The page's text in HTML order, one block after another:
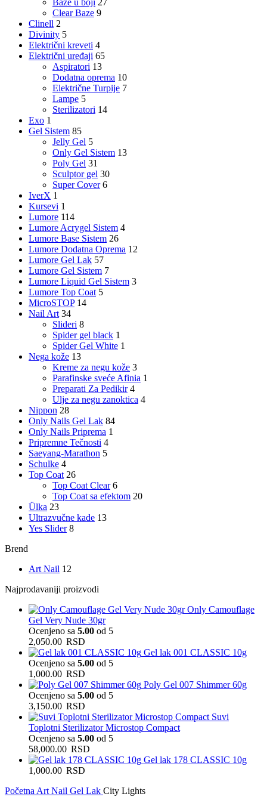
Baze u boji 27
Clear Baze 9
Clinell 2
Divinity 5
Električni kreveti 4
Električni uređaji 65
Aspiratori 13
Dodatna oprema 10
Električne Turpije 7
Lampe 5
Sterilizatori 14
Exo 1
Gel Sistem 85
Jelly Gel 5
Only Gel Sistem 13
Poly Gel 31
Sculptor gel 30
Super Cover 6
IverX 1
Kursevi 1
Lumore 114
Lumore Acrygel Sistem 4
Lumore Base Sistem 26
Lumore Dodatna Oprema 12
Lumore Gel Lak 57
Lumore Gel Sistem 7
Lumore Liquid Gel Sistem 3
Lumore Top Coat 5
MicroSTOP 14
Nail Art 34
Slideri 8
Spider gel black 1
Spider Gel White 1
Nega kože 13
Kreme za negu kože 3
Parafinske sveće Afinia 1
Preparati Za Pedikir 4
Ulje za negu zanoktica 4
Nippon 28
Only Nails Gel Lak 84
Only Nails Priprema 1
Pripremne Tečnosti 4
Saeyang-Marathon 5
Schulke 4
Top Coat 26
Top Coat Clear 6
Top Coat sa efektom 20
Ülka 23
Ultrazvučne kade 13
Yes Slider 8
Brend
Art Nail 12
Najprodavaniji proizvodi
Only Camouflage
Gel Very Nude 30gr
Ocenjeno sa 5.00 od 5
2,050.00 RSD
Gel lak 001 CLASSIC 10g
Ocenjeno sa 5.00 od 5
1,000.00 RSD
Poly Gel 007 Shimmer 60g
Ocenjeno sa 5.00 od 5
3,150.00 RSD
Suvi
Toplotni Sterilizator Microstop Compact
Ocenjeno sa 5.00 od 5
58,000.00 RSD
Gel lak 178 CLASSIC 10g
1,000.00 RSD
Početna Art Nail Gel Lak City Lights